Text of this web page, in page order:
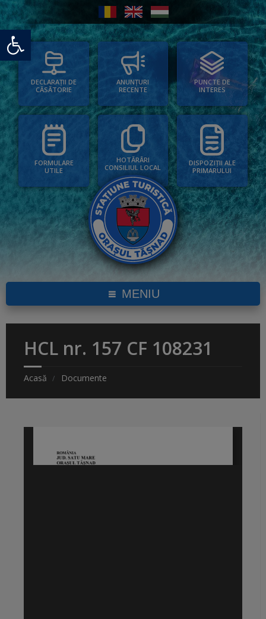
Deschide bara de unelte
DECLARAȚII DE
CĂSĂTORIE
ANUNȚURI
RECENTE
PUNCTE DE
INTERES
FORMULARE
UTILE
HOTĂRÂRI
CONSILIUL LOCAL
DISPOZIȚII ALE
PRIMARULUI
MENIU
HCL nr. 157 CF 108231
Acasă Documente